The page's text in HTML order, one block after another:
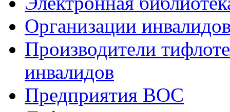
Организации
Производители
инвалидов
Предприятия ВОС